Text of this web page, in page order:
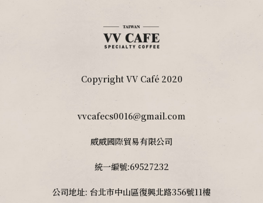
Copyright VV Café 2020
vvcafecs0016@gmail.com
威威國際貿易有限公司
統一編號:69527232
公司地址: 台北市中山區復興北路356號11樓